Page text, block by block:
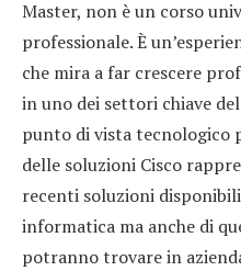
Master, non è un corso
professionale. È
che mira a far crescere
in uno dei settori chiave
punto di vista tecnologico
delle soluzioni Cisco
recenti soluzioni
informatica ma anche di
potranno trovare in